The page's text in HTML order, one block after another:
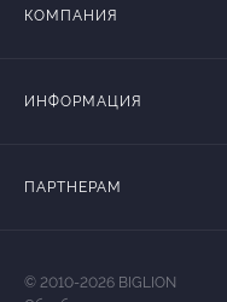
КОМПАНИЯ
ИНФОРМАЦИЯ
ПАРТНЕРАМ
© 2010-2026 BIGLION